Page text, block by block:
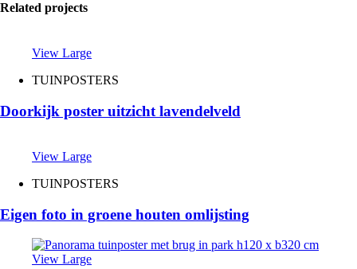
Related projects
View Large
TUINPOSTERS
Doorkijk poster uitzicht lavendelveld
View Large
TUINPOSTERS
Eigen foto in groene houten omlijsting
View Large